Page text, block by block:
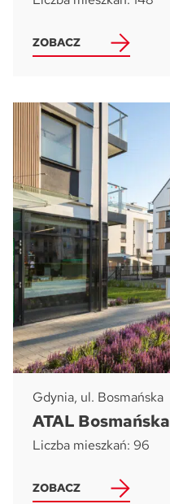
ZOBACZ
Gdynia, ul. Bosmańska
ATAL Bosmańska
Liczba mieszkań: 96
ZOBACZ